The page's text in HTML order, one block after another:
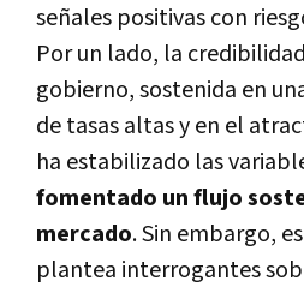
señales positivas con
Por un lado, la
gobierno, sostenida en
de tasas altas y en el
ha estabilizado las
fomentado un flujo
mercado. Sin embargo,
plantea interrogantes